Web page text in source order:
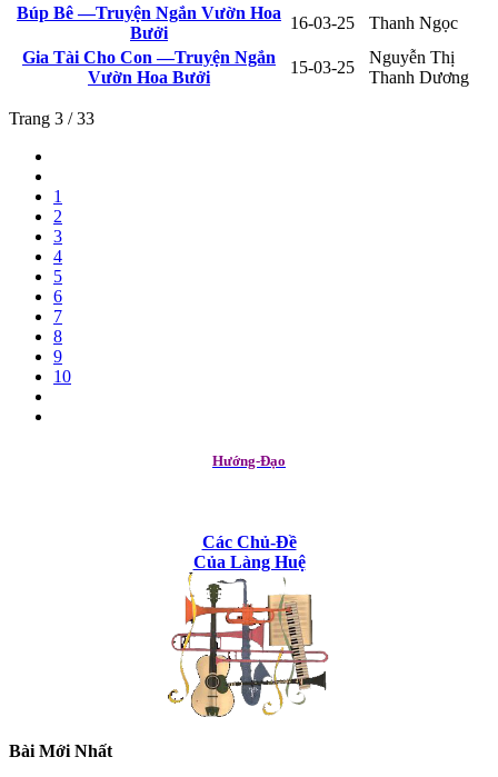
Búp Bê —Truyện Ngắn Vườn Hoa
Bưởi
16-03-25
Thanh Ngọc
Gia Tài Cho Con —Truyện Ngắn
Vườn Hoa Bưởi
15-03-25
Nguyễn Thị
Thanh Dương
Trang 3 / 33
1
2
3
4
5
6
7
8
9
10
Hướng-Đạo
Các Chủ-Đề
Của Làng Huệ
Bài Mới Nhất